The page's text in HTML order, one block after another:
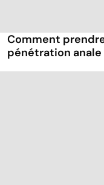
Comment
pénétration anale